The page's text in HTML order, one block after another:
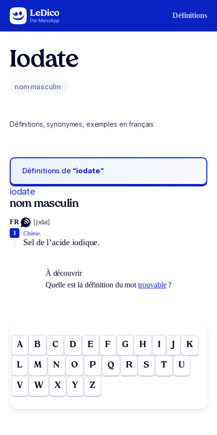
Aller au contenu Définitions
Iodate
nom masculin
Définitions, synonymes, exemples en français
Définitions de “iodate“
iodate
nom masculin
FR [jɔdat]
Chimie.
Sel de l’acide iodique.
1
À découvrir
Quelle est la définition du mottrouvable?
A B C D E F G H I J K
L M N O P Q R S T U
V W X Y Z